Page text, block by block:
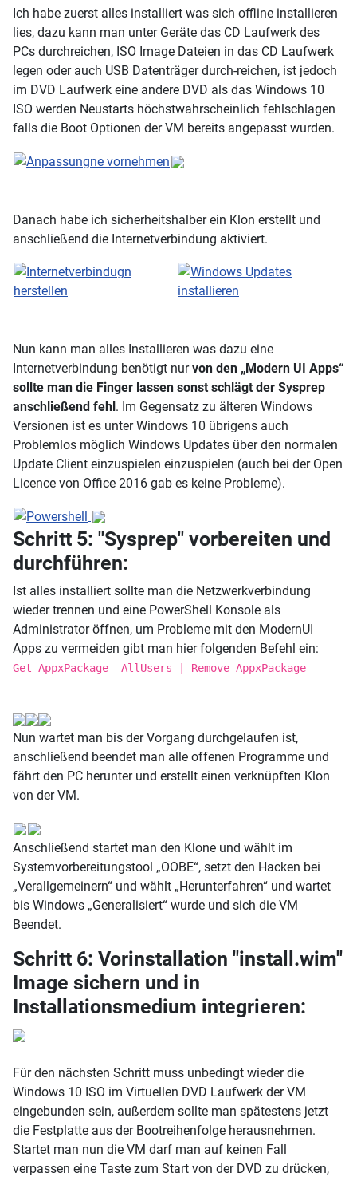
Ich habe zuerst alles installiert was sich offline installieren
lies, dazu kann man unter Geräte das CD Laufwerk des
PCs durchreichen, ISO Image Dateien in das CD Laufwerk
legen oder auch USB Datenträger durch-reichen, ist jedoch
im DVD Laufwerk eine andere DVD als das Windows 10
ISO werden Neustarts höchstwahrscheinlich fehlschlagen
falls die Boot Optionen der VM bereits angepasst wurden.
Danach habe ich sicherheitshalber ein Klon erstellt und
anschließend die Internetverbindung aktiviert.
Nun kann man alles Installieren was dazu eine
Internetverbindung benötigt nurvon den „Modern UI Apps“
sollte man die Finger lassen sonst schlägt der Sysprep
anschließend fehl. Im Gegensatz zu älteren Windows
Versionen ist es unter Windows 10 übrigens auch
Problemlos möglich Windows Updates über den normalen
Update Client einzuspielen einzuspielen (auch bei der Open
Licence von Office 2016 gab es keine Probleme).
Schritt 5: "Sysprep" vorbereiten und
durchführen:
Ist alles installiert sollte man die Netzwerkverbindung
wieder trennen und eine PowerShell Konsole als
Administrator öffnen, um Probleme mit den ModernUI
Apps zu vermeiden gibt man hier folgenden Befehl ein:
Get-AppxPackage -AllUsers | Remove-AppxPackage
Nun wartet man bis der Vorgang durchgelaufen ist,
anschließend beendet man alle offenen Programme und
fährt den PC herunter und erstellt einen verknüpften Klon
von der VM.
Anschließend startet man den Klone und wählt im
Systemvorbereitungstool „OOBE“, setzt den Hacken bei
„Verallgemeinern“ und wählt „Herunterfahren“ und wartet
bis Windows „Generalisiert“ wurde und sich die VM
Beendet.
Schritt 6: Vorinstallation "install.wim"
Image sichern und in
Installationsmedium integrieren:
Für den nächsten Schritt muss unbedingt wieder die
Windows 10 ISO im Virtuellen DVD Laufwerk der VM
eingebunden sein, außerdem sollte man spätestens jetzt
die Festplatte aus der Bootreihenfolge herausnehmen.
Startet man nun die VM darf man auf keinen Fall
verpassen eine Taste zum Start von der DVD zu drücken,